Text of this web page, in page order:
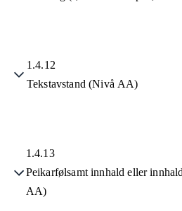
1.4.12
Tekstavstand (Nivå AA)
1.4.13
Peikarfølsamt innhald eller
AA)